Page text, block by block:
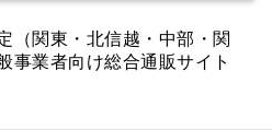
（関東・北信越・中部・関
事業者向け総合通販サイト